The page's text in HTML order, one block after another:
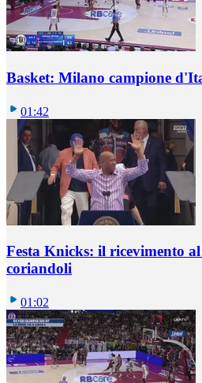
Basket: Milano campione
01:42
Festa Knicks: il ricevimento
coriandoli
01:02